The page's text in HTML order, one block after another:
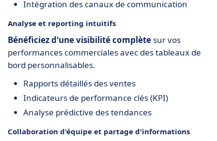
Intégration des canaux de communication
Analyse et reporting intuitifs
Bénéficiez d'une visibilité complète sur vos
performances commerciales avec des tableaux de
bord personnalisables.
Rapports détaillés des ventes
Indicateurs de performance clés (KPI)
Analyse prédictive des tendances
Collaboration d'équipe et partage d'informations